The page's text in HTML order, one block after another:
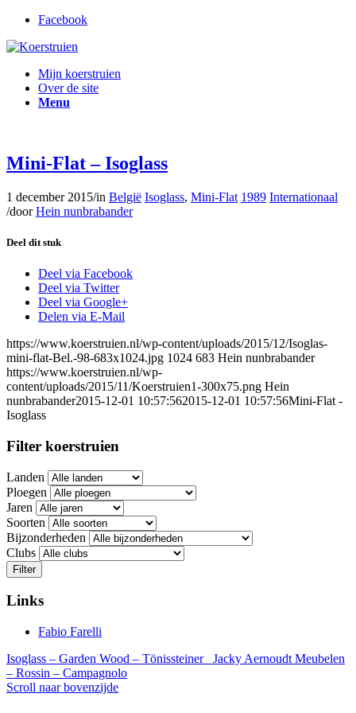
Facebook
Mijn koerstruien
Over de site
Menu
Mini-Flat – Isoglass
1 december 2015/in België Isoglass, Mini-Flat 1989 Internationaal
/doorHein nunbrabander
Deel dit stuk
Deel via Facebook
Deel via Twitter
Deel via Google+
Delen via E-Mail
https://www.koerstruien.nl/wp-content/uploads/2015/12/Isoglas-
mini-flat-Bel.-98-683x1024.jpg 1024 683 Hein nunbrabander
https://www.koerstruien.nl/wp-
content/uploads/2015/11/Koerstruien1-300x75.png Hein
nunbrabander2015-12-01 10:57:562015-12-01 10:57:56Mini-Flat -
Isoglass
Filter koerstruien
Landen
Ploegen
Jaren
Soorten
Bijzonderheden
Clubs
Filter
Links
Fabio Farelli
Isoglass – Garden Wood – Tönissteiner
Jacky Aernoudt Meubelen
– Rossin – Campagnolo
Scroll naar bovenzijde